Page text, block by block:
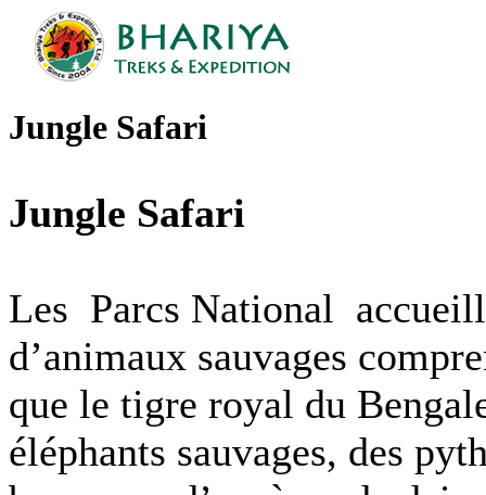
Jungle Safari
Jungle Safari
Les Parcs National
d’animaux sauvages
que le tigre royal du
éléphants sauvages, des